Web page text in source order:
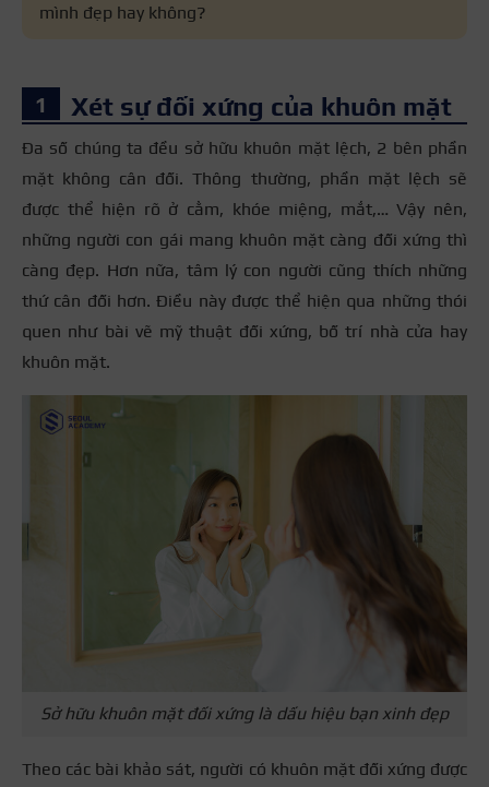
mình đẹp hay không?
Xét sự đối xứng của khuôn mặt
Đa số chúng ta đều sở hữu khuôn mặt lệch, 2 bên phần
mặt không cân đối. Thông thường, phần mặt lệch sẽ
được thể hiện rõ ở cằm, khóe miệng, mắt,… Vậy nên,
những người con gái mang khuôn mặt càng đối xứng thì
càng đẹp. Hơn nữa, tâm lý con người cũng thích những
thứ cân đối hơn. Điều này được thể hiện qua những thói
quen như bài vẽ mỹ thuật đối xứng, bố trí nhà cửa hay
khuôn mặt.
Sở hữu khuôn mặt đối xứng là dấu hiệu bạn xinh đẹp
Theo các bài khảo sát, người có khuôn mặt đối xứng được